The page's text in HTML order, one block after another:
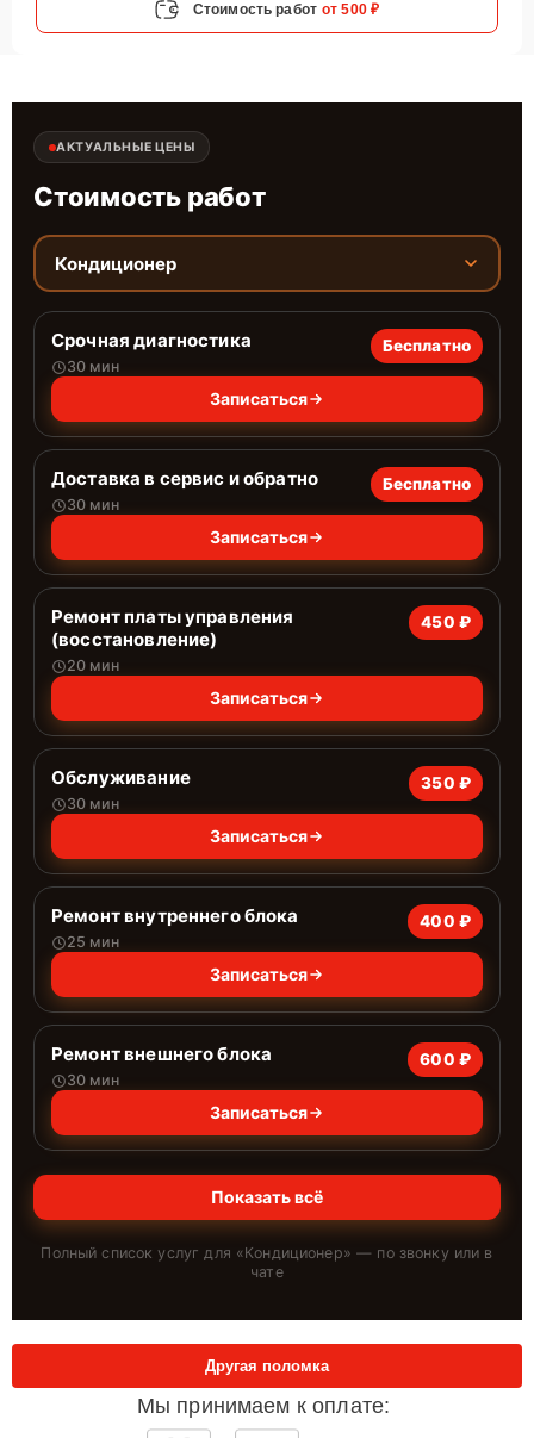
Стоимость работ от 500 ₽
АКТУАЛЬНЫЕ ЦЕНЫ
Стоимость работ
Кондиционер
Срочная диагностика
30 мин
Бесплатно
Записаться
Доставка в сервис и обратно
30 мин
Бесплатно
Записаться
Ремонт платы управления
(восстановление)
20 мин
450 ₽
Записаться
Обслуживание
30 мин
350 ₽
Записаться
Ремонт внутреннего блока
25 мин
400 ₽
Записаться
Ремонт внешнего блока
30 мин
600 ₽
Записаться
Показать всё
Полный список услуг для «Кондиционер» — по звонку или в
чате
Мы принимаем к оплате:
Другая поломка